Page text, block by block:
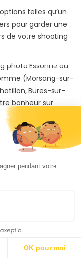
telles qu’un
pour garder une
de votre shooting
photo Essonne ou
(Morsang-sur-
Bures-sur-
bonheur sur
les photos de
privée protégée
de partager avec
de votre
il vous sera
tirages photos
galerie photo